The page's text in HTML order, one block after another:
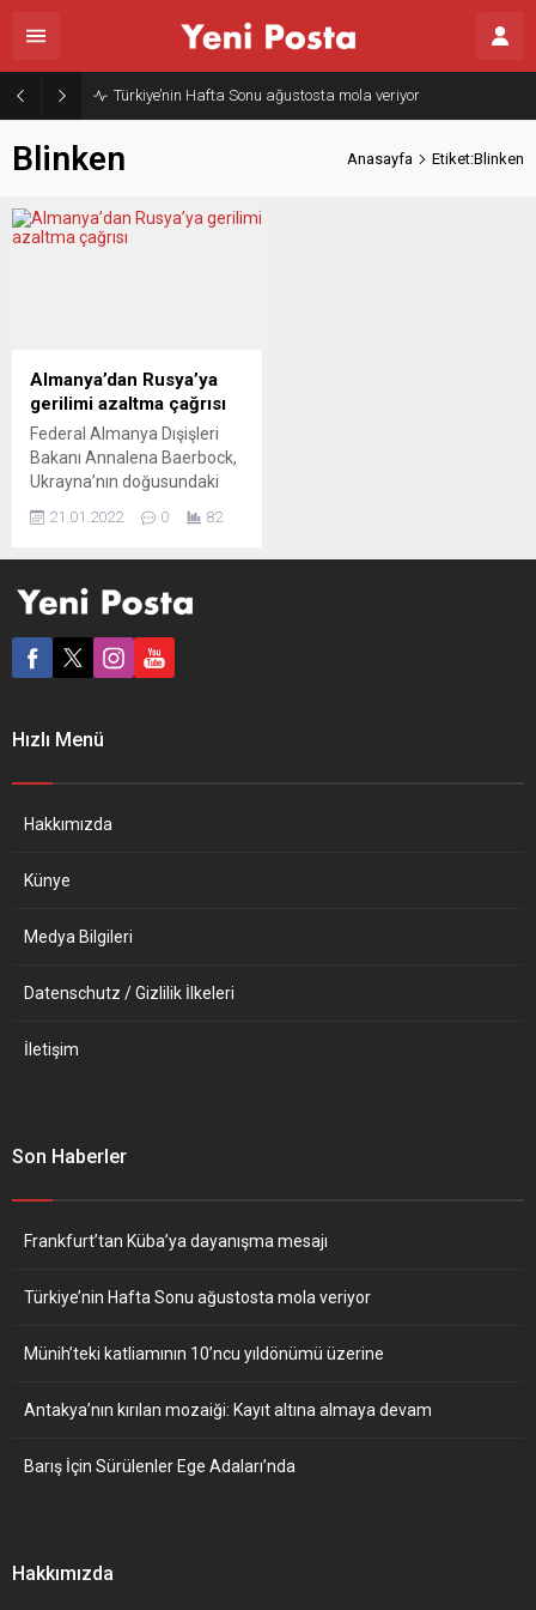
Türkiye’nin Hafta Sonu ağustosta mola veriyor
Blinken Anasayfa Etiket:Blinken
Almanya’dan Rusya’ya
gerilimi azaltma çağrısı
Federal Almanya Dışişleri
Bakanı Annalena Baerbock,
Ukrayna’nın doğusundaki
gerilimi azaltması
Dışişleri Bakanı Antony
görüşmenin ardından
düzenlenen ortak basın
adımlar atmaya çağırıyoruz”
çıkmanın tek yolu olduğu
21.01.2022 0 82
Hızlı Menü
Hakkımızda
Künye
Medya Bilgileri
Datenschutz / Gizlilik İlkeleri
İletişim
Son Haberler
Frankfurt’tan Küba’ya dayanışma mesajı
Türkiye’nin Hafta Sonu ağustosta mola veriyor
Münih’teki katliamının 10’ncu yıldönümü üzerine
Antakya’nın kırılan mozaiği: Kayıt altına almaya devam
Barış İçin Sürülenler Ege Adaları’nda
Hakkımızda